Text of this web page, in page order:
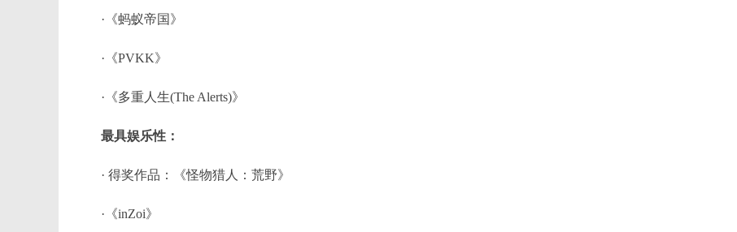
·《蚂蚁帝国》
·《PVKK》
·《多重人生(The Alerts)》
最具娱乐性：
· 得奖作品：《怪物猎人：荒野》
·《inZoi》